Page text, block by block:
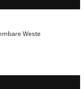
Weste WESTE